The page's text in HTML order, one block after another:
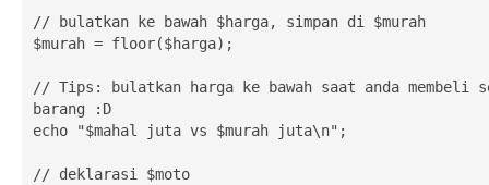
// bulatkan ke bawah $harga, simpan di $murah
$murah = floor($harga);
// Tips: bulatkan harga ke bawah saat anda membeli
barang :D
echo "$mahal juta vs $murah juta\n";
// deklarasi $moto